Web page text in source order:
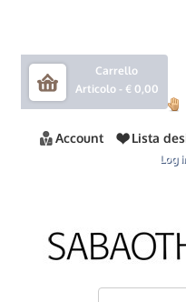
Carrello
Articolo - € 0,00
Account Lista
Log